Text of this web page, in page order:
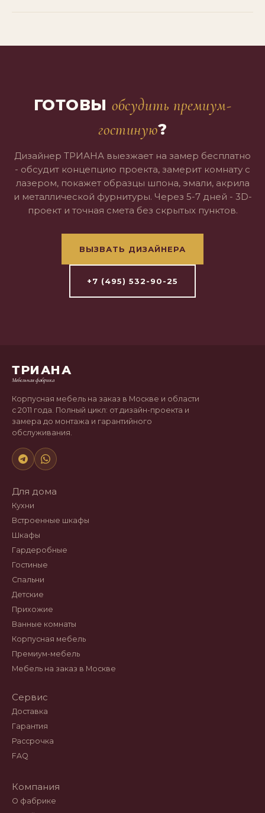
ГОТОВЫобсудить премиум-
гостиную?
Дизайнер ТРИАНА выезжает на замер бесплатно
- обсудит концепцию проекта, замерит комнату с
лазером, покажет образцы шпона, эмали, акрила
и металлической фурнитуры. Через 5-7 дней - 3D-
проект и точная смета без скрытых пунктов.
ВЫЗВАТЬ ДИЗАЙНЕРА
+7 (495) 532-90-25
ТРИАНА
Мебельная фабрика
Корпусная мебель на заказ в Москве и области
с 2011 года. Полный цикл: от дизайн-проекта и
замера до монтажа и гарантийного
обслуживания.
Для дома
Кухни
Встроенные шкафы
Шкафы
Гардеробные
Гостиные
Спальни
Детские
Прихожие
Ванные комнаты
Корпусная мебель
Премиум-мебель
Мебель на заказ в Москве
Сервис
Доставка
Гарантия
Рассрочка
FAQ
Компания
О фабрике